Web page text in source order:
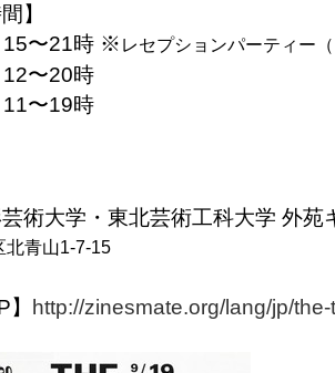
】
15〜21時 ※ レセプションパーティー
〜20時
〜19時
術大学・東北芸術工科大学 外苑
北青山1-7-15
http://zinesmate.org/lang/jp/